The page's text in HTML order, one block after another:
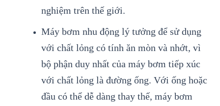
nghiệm trên thế giới.
Máy bơm nhu động lý tưởng để sử dụng
với chất lỏng có tính ăn mòn và nhớt, vì
bộ phận duy nhất của máy bơm tiếp xúc
với chất lỏng là đường ống. Với ống hoặc
đầu có thể dễ dàng thay thế, máy bơm